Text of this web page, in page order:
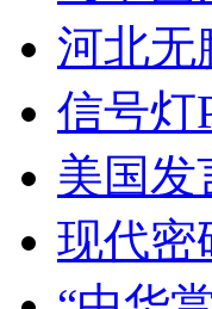
河北无
信号灯
美国发
现代